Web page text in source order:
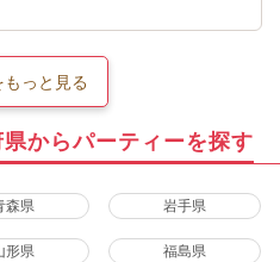
っと見る
からパーティーを探す
森県 岩手県
形県 福島県